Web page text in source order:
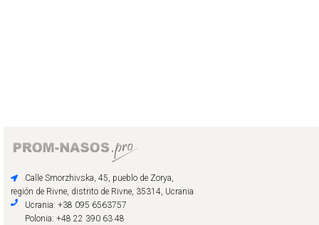
Calle Smorzhivska, 45, pueblo de Zorya,
región de Rivne, distrito de Rivne, 35314, Ucrania
Ucrania: +38 095 6563757
Polonia: +48 22 390 63 48